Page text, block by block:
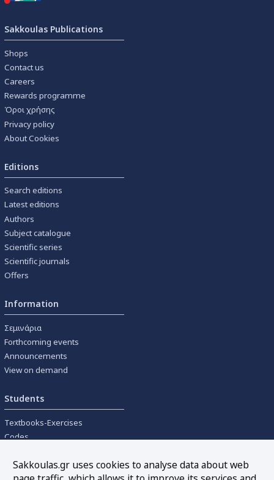
Sakkoulas Publications
Shops
Contact us
Careers
Rewards programme
Όροι χρήσης
Privacy policy
About Cookies
Editions
Search editions
Latest editions
Authors
Subject catalogue
Scientific series
Scientific journals
Offers
Information
Σεμινάρια
Forthcoming events
Announcements
View on demand
Students
Textbooks-Exercises
Codes
Sakkoulas.gr uses cookies to analyse data about web